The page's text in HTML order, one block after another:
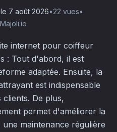
7 août 2026•22 vues•
internet pour coiffeur
: Tout d'abord, il est
adaptée. Ensuite, la
est indispensable
De plus,
permet d'améliorer la
maintenance régulière